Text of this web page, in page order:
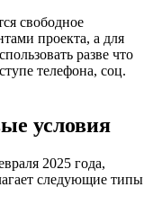
свободное
проекта, а для
разве что
телефона, соц.
условия
2025 года,
следующие типы